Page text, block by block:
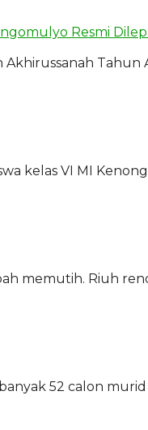
Resmi
Tahun
kelas VI MI
memutih. Riuh
52 calon